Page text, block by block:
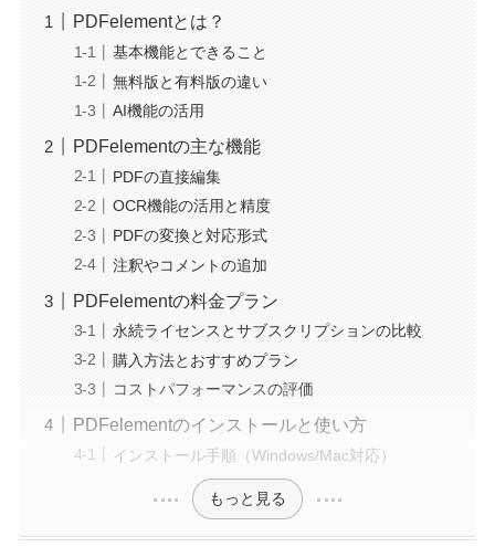
PDFelementとは？
基本機能とできること
無料版と有料版の違い
AI機能の活用
PDFelementの主な機能
PDFの直接編集
OCR機能の活用と精度
PDFの変換と対応形式
注釈やコメントの追加
PDFelementの料金プラン
永続ライセンスとサブスクリプションの比較
購入方法とおすすめプラン
コストパフォーマンスの評価
PDFelementのインストールと使い方
インストール手順（Windows/Mac対応）
もっと見る